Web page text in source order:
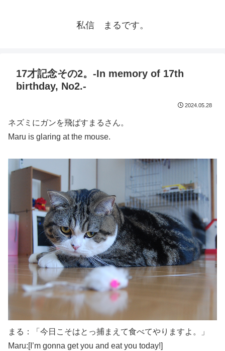
私信 まるです。
17才記念その2。-In memory of 17th
birthday, No2.-
2024.05.28
ネズミにガンを飛ばすまるさん。
Maru is glaring at the mouse.
まる：「今日こそはとっ捕まえて食べてやりますよ。」
Maru:[I’m gonna get you and eat you today!]